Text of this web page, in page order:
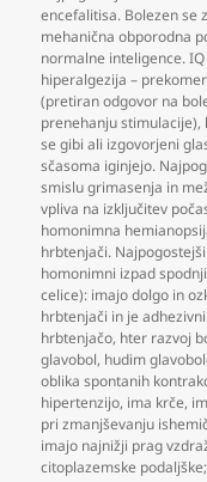
encefalitisa. Bolezen se
mehanična obporodna
normalne inteligence.
hiperalgezija –
(pretiran odgovor na
prenehanju stimulacije),
se gibi ali izgovorjeni
sčasoma iginjejo.
smislu grimasenja in
vpliva na izključitev
homonimna
hrbtenjači.
homonimni izpad
celice): imajo dolgo in
hrbtenjači in je
hrbtenjačo, hter razvoj
glavobol, hudim
oblika spontanih
hipertenzijo, ima krče,
pri zmanjševanju
imajo najnižji prag
citoplazemske